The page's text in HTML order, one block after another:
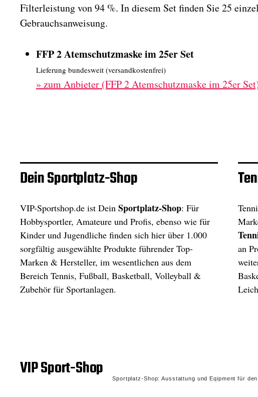
Filterleistung von 94 %. In diesem Set finden Sie 25
Gebrauchsanweisung.
FFP 2 Atemschutzmaske im 25er Set
Lieferung bundesweit (versandkostenfrei)
» zum Anbieter (FFP 2 Atemschutzmaske im 25er
Dein Sportplatz-Shop
VIP-Sportshop.de ist Dein Sportplatz-Shop: Für
Hobbysportler, Amateure und Profis, ebenso wie für
Kinder und Jugendliche finden sich hier über 1.000
sorgfältig ausgewählte Produkte führender Top-
Marken & Hersteller, im wesentlichen aus dem
Bereich Tennis, Fußball, Basketball, Volleyball &
Zubehör für Sportanlagen.
an
VIP Sport-Shop Sportplatz-Shop: Ausstattung und Eqipment für